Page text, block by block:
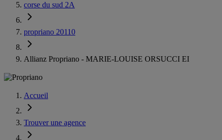
corse du sud 2A
propriano 20110
Allianz Propriano - MARIE-LOUISE ORSUCCI EI
Accueil
Trouver une agence